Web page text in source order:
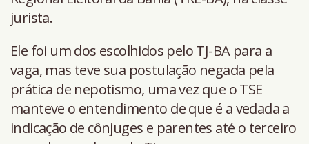
jurista.
Ele foi um dos escolhidos pelo TJ-BA para a
vaga, mas teve sua postulação negada pela
prática de nepotismo, uma vez que o TSE
manteve o entendimento de que é a vedada a
indicação de cônjuges e parentes até o terceiro